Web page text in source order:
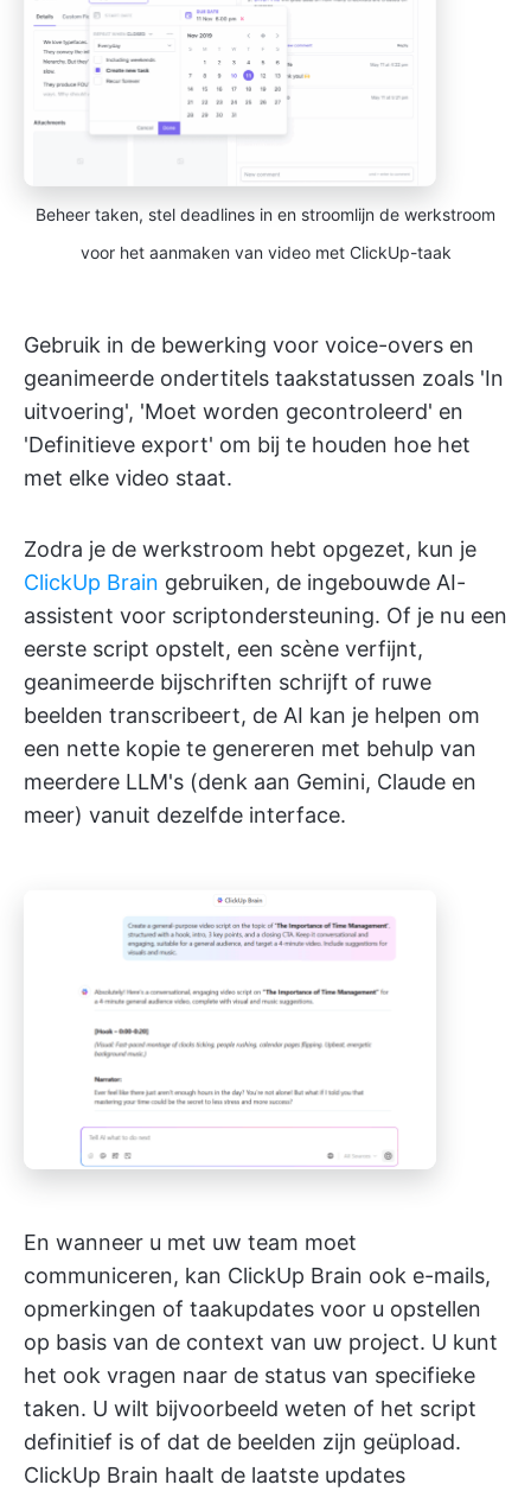
Beheer taken, stel deadlines in en stroomlijn de werkstroom
voor het aanmaken van video met ClickUp-taak
Gebruik in de bewerking voor voice-overs en
geanimeerde ondertitels taakstatussen zoals 'In
uitvoering', 'Moet worden gecontroleerd' en
'Definitieve export' om bij te houden hoe het
met elke video staat.
Zodra je de werkstroom hebt opgezet, kun je
ClickUp Brain gebruiken, de ingebouwde AI-
assistent voor scriptondersteuning. Of je nu een
eerste script opstelt, een scène verfijnt,
geanimeerde bijschriften schrijft of ruwe
beelden transcribeert, de AI kan je helpen om
een nette kopie te genereren met behulp van
meerdere LLM's (denk aan Gemini, Claude en
meer) vanuit dezelfde interface.
En wanneer u met uw team moet
communiceren, kan ClickUp Brain ook e-mails,
opmerkingen of taakupdates voor u opstellen
op basis van de context van uw project. U kunt
het ook vragen naar de status van specifieke
taken. U wilt bijvoorbeeld weten of het script
definitief is of dat de beelden zijn geüpload.
ClickUp Brain haalt de laatste updates